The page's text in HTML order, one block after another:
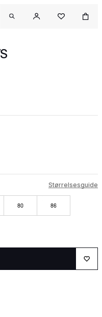
Størrelsesguide
80 86